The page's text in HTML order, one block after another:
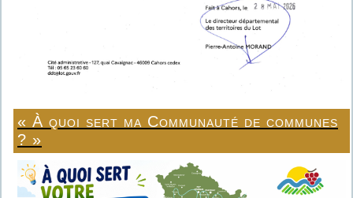
« À quoi sert ma Communauté de communes
? »